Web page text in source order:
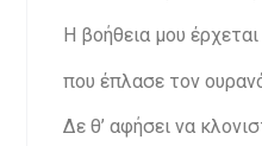
Η βοήθεια μου
που έπλασε τον
Δε θ’ αφήσει να